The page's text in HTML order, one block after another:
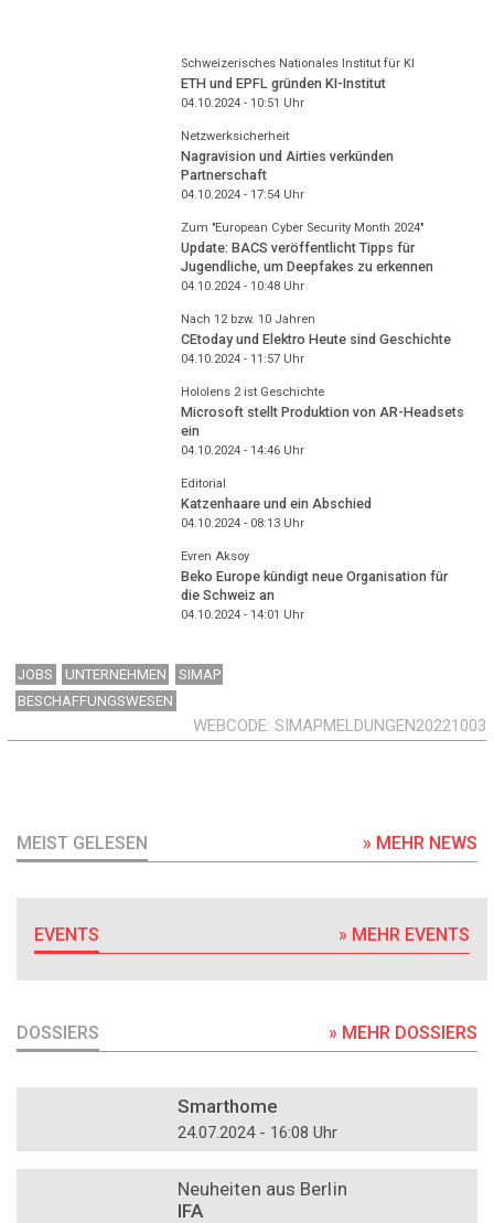
Schweizerisches Nationales Institut für KI
ETH und EPFL gründen KI-Institut
04.10.2024 - 10:51 Uhr
Netzwerksicherheit
Nagravision und Airties verkünden
Partnerschaft
04.10.2024 - 17:54Uhr
Zum "European Cyber Security Month 2024"
Update: BACS veröffentlicht Tipps für
Jugendliche, um Deepfakes zu erkennen
04.10.2024 - 10:48Uhr
Nach 12 bzw. 10 Jahren
CEtoday und Elektro Heute sind Geschichte
04.10.2024 - 11:57Uhr
Hololens 2 ist Geschichte
Microsoft stellt Produktion von AR-Headsets
ein
04.10.2024 - 14:46Uhr
Editorial
Katzenhaare und ein Abschied
04.10.2024 - 08:13Uhr
Evren Aksoy
Beko Europe kündigt neue Organisation für
die Schweiz an
04.10.2024 - 14:01 Uhr
JOBS UNTERNEHMEN
SIMAP
BESCHAFFUNGSWESEN
WEBCODE SIMAPMELDUNGEN20221003
MEIST GELESEN » MEHR NEWS
EVENTS » MEHR EVENTS
DOSSIERS » MEHR DOSSIERS
Smarthome
24.07.2024 - 16:08 Uhr
Neuheiten aus Berlin
IFA